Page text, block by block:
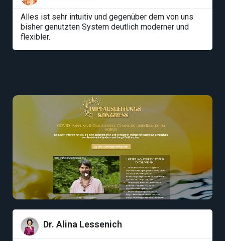
Alles ist sehr intuitiv und gegenüber dem von uns
bisher genutzten System deutlich moderner und
flexibler.
Dr. Alina Lessenich